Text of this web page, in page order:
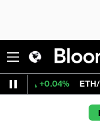
ETH/USD